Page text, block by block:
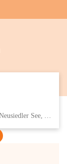
Eisenstädter Straße 18, 7091 Breitenbrunn am Neusiedler See, AUT